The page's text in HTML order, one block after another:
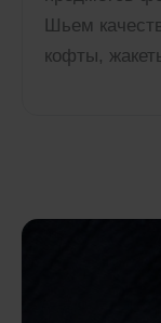
Шьем
кофты,